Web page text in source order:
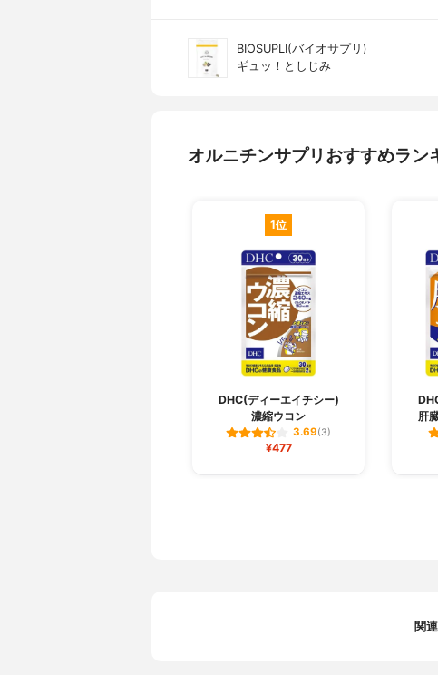
BIOSUPLI(バイオサプリ)
ギュッ！としじみ
オルニチンサプリおすすめラン
1位
DHC(ディーエイチシー)
濃縮ウコン
3.69(3)
¥477
肝
関